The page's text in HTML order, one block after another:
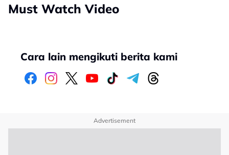
Must Watch Video
Cara lain mengikuti berita kami
Advertisement